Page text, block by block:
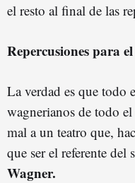
el resto al final de las
Repercusiones para
La verdad es que todo
wagnerianos de todo
mal a un teatro que,
que ser el referente del
Wagner.